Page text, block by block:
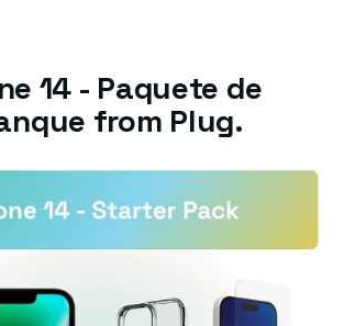
14 - Paquete de
from Plug.